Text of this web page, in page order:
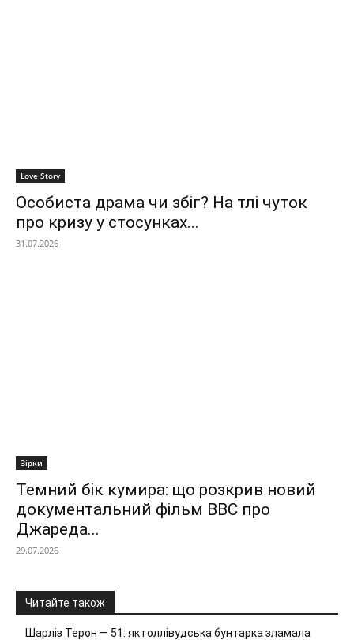
Love Story
Особиста драма чи збіг? На тлі чуток
про кризу у стосунках...
31.07.2026
Зірки
Темний бік кумира: що розкрив новий
документальний фільм ВВС про
Джареда...
29.07.2026
Читайте також
Шарліз Терон — 51: як голлівудська бунтарка зламала